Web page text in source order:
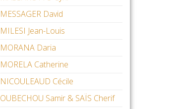
MESSAGER David
MILESI Jean-Louis
MORANA Daria
MORELA Catherine
NICOULEAUD Cécile
OUBECHOU Samir & SAÏS Cherif